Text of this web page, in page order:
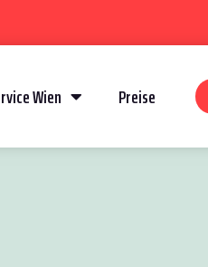
Wien Preise